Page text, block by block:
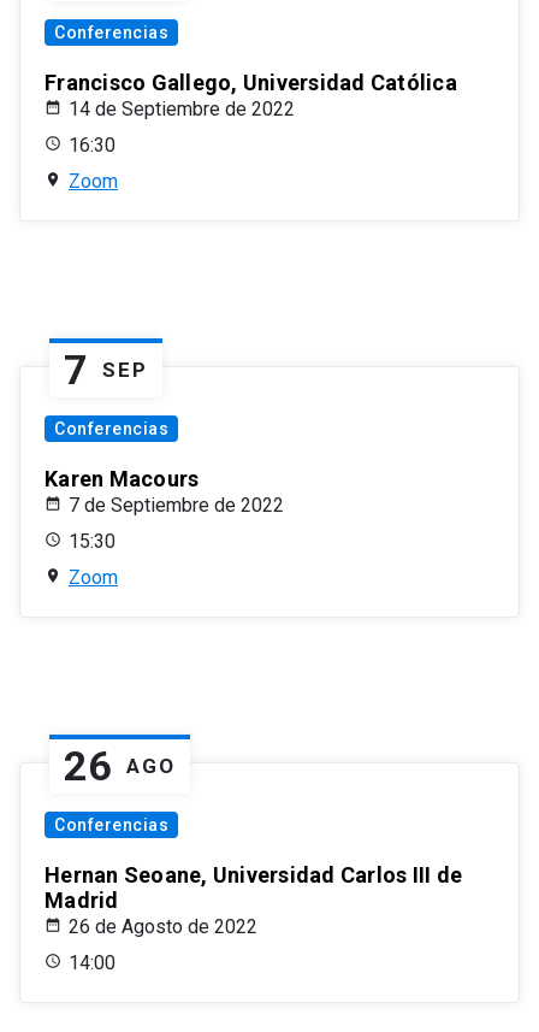
Conferencias
Francisco Gallego, Universidad Católica
14 de Septiembre de 2022
16:30
Zoom
7 SEP
Conferencias
Karen Macours
7 de Septiembre de 2022
15:30
Zoom
26 AGO
Conferencias
Hernan Seoane, Universidad Carlos III de
Madrid
26 de Agosto de 2022
14:00